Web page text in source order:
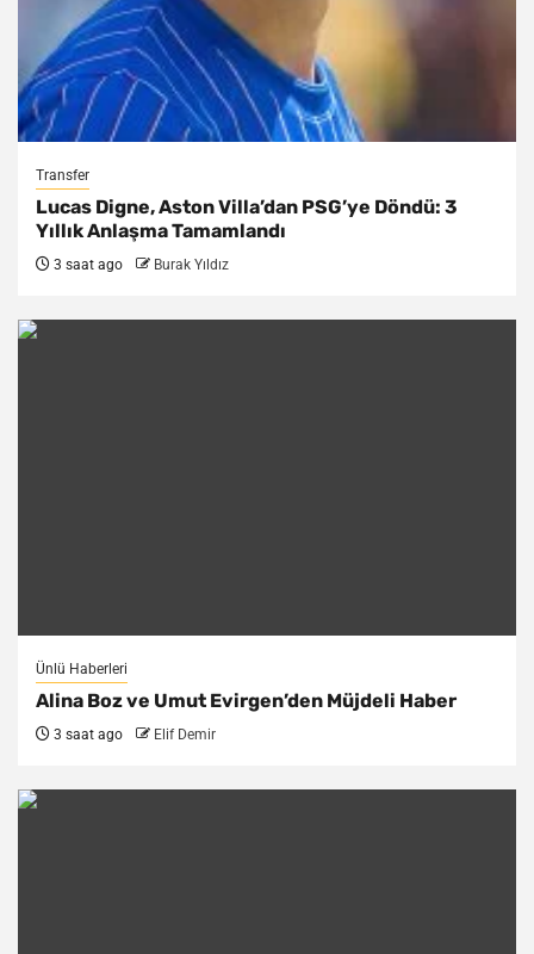
Transfer
Lucas Digne, Aston Villa’dan PSG’ye Döndü: 3
Yıllık Anlaşma Tamamlandı
3 saat ago Burak Yıldız
Ünlü Haberleri
Alina Boz ve Umut Evirgen’den Müjdeli Haber
3 saat ago Elif Demir